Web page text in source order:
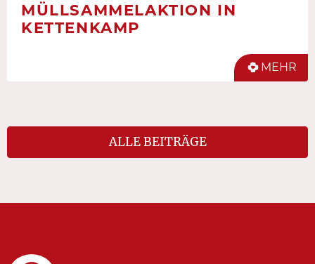
MÜLLSAMMELAKTION IN
KETTENKAMP
MEHR
ALLE BEITRÄGE